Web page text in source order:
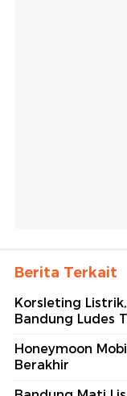
Berita Terkait
Korsleting
Bandung Ludes
Honeymoon
Berakhir